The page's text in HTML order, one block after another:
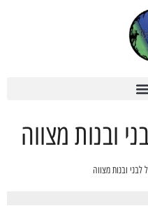
ובנות מצווה
לבני ובנות מצווה